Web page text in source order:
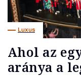
Luxus
Ahol az
aránya a